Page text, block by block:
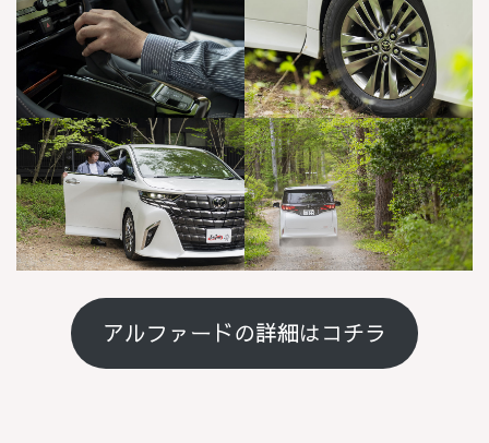
アルファードの詳細はコチラ